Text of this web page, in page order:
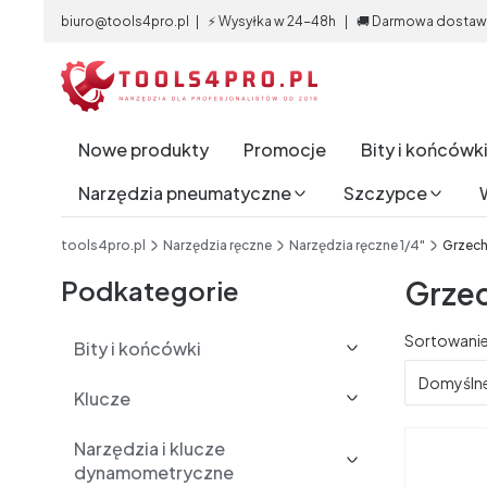
biuro@tools4pro.pl | ⚡ Wysyłka w 24-48h | 🚚 Darmowa
Nowe produkty Promocje Bity i końcówki
Narzędzia pneumatyczne
Szczypce
tools4pro.pl Narzędzia ręczne Narzędzia ręczne 1/4"
Podkategorie
Bity i końcówki
Klucze
Narzędzia i klucze
dynamometryczne
Lista